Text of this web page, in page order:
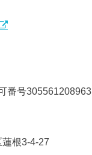
番号305561208963
根3-4-27